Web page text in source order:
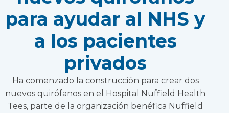
para ayudar al NHS y
a los pacientes
privados
Ha comenzado la construcción para crear dos
nuevos quirófanos en el Hospital Nuffield Health
Tees, parte de la organización benéfica Nuffield